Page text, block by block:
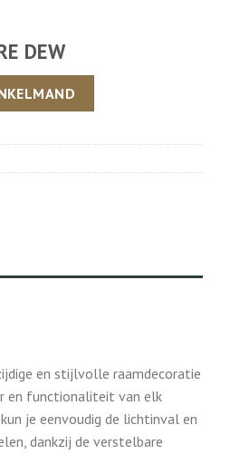
DEW
en stijlvolle raamdecoratie
en functionaliteit van elk
je eenvoudig de lichtinval en
dankzij de verstelbare